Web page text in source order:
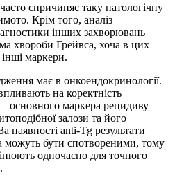
спричиняє таку патологічну
Крім того, аналіз
інших захворювань
хвороби Грейвса, хоча в цих
маркери.
має в онкоендокринології.
на коректність
основного маркера рецидиву
залози та його
наявності anti-Tg результати
можуть бути спотвореними, тому
одночасно для точного